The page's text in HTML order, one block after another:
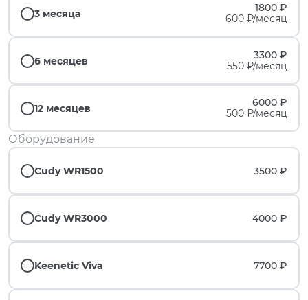
3 месяца
1800 ₽
600 ₽/месяц
6 месяцев
3300 ₽
550 ₽/месяц
12 месяцев
6000 ₽
500 ₽/месяц
Оборудование
Cudy WR1500 3500 ₽
Cudy WR3000 4000 ₽
Keenetic Viva 7700 ₽